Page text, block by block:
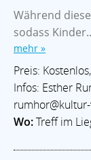
Während
sodass
mehr »
Preis:
Infos: Esther
Wo:Treff im